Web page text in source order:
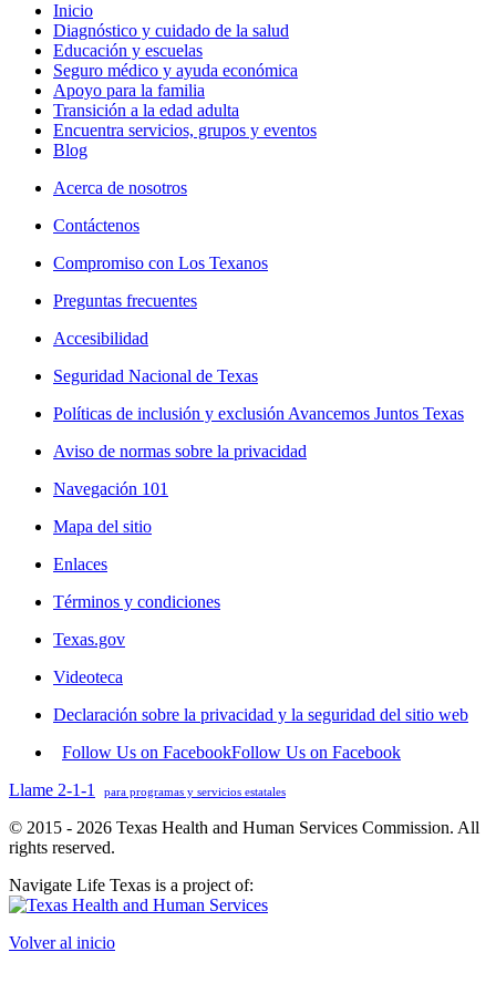
Inicio
Diagnóstico y cuidado de la salud
Educación y escuelas
Seguro médico y ayuda económica
Apoyo para la familia
Transición a la edad adulta
Encuentra servicios, grupos y eventos
Blog
Acerca de nosotros
Contáctenos
Compromiso con Los Texanos
Preguntas frecuentes
Accesibilidad
Seguridad Nacional de Texas
Políticas de inclusión y exclusión Avancemos Juntos Texas
Aviso de normas sobre la privacidad
Navegación 101
Mapa del sitio
Enlaces
Términos y condiciones
Texas.gov
Videoteca
Declaración sobre la privacidad y la seguridad del sitio web
Follow Us on FacebookFollow Us on Facebook
Llame 2-1-1
para programas y servicios estatales
© 2015 - 2026 Texas Health and Human Services Commission. All
rights reserved.
Navigate Life Texas is a project of:
Volver al inicio